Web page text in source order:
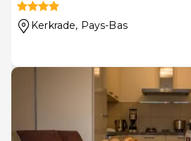
Kerkrade, Pays-Bas